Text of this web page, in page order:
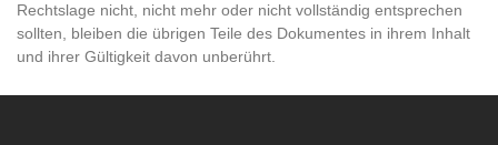
Rechtslage nicht, nicht mehr oder nicht vollständig entsprechen
sollten, bleiben die übrigen Teile des Dokumentes in ihrem Inhalt
und ihrer Gültigkeit davon unberührt.